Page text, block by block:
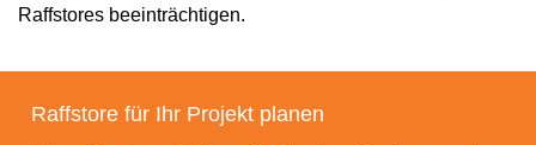
Raffstores beeinträchtigen.
Raffstore für Ihr Projekt planen